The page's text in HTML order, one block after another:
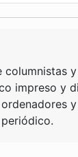
impreso y